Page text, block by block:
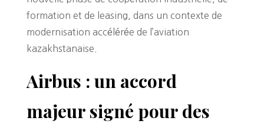
formation et de leasing, dans un contexte de
modernisation accélérée de l’aviation
kazakhstanaise.
Airbus : un accord
majeur signé pour des